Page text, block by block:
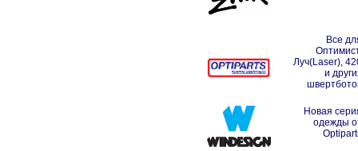
Все
Луч(Laser),
и
Новая
одежды